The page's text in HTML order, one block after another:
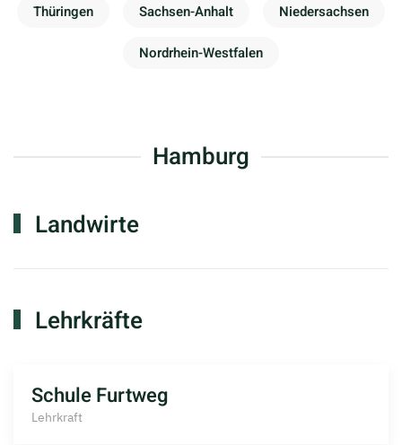
Thüringen Sachsen-Anhalt Niedersachsen
Nordrhein-Westfalen
Hamburg
Landwirte
Lehrkräfte
Schule Furtweg
Lehrkraft